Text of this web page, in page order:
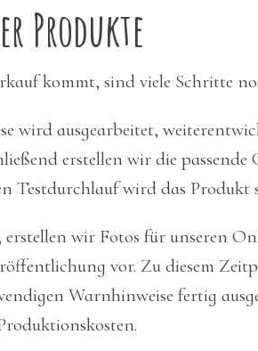
Produkte
kommt, sind viele Schritte
wird ausgearbeitet,
erstellen wir die
Testdurchlauf wird das
erstellen wir Fotos für unseren
vor. Zu diesem
Warnhinweise fertig